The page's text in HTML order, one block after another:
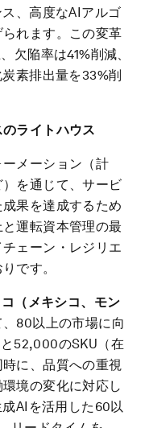
、高度なAIアルゴ
れます。この変革
欠陥率は41%削減、
素排出量を33%削
ライトハウス
メーション（計
を通じて、サービ
果を達成するため
運転資本管理の最
ェーン・レジリエ
です。
（メキシコ、モン
80以上の市場に向
52,000のSKU（在
に、品質への重視
境の変化に対応し
AIを活用した60以